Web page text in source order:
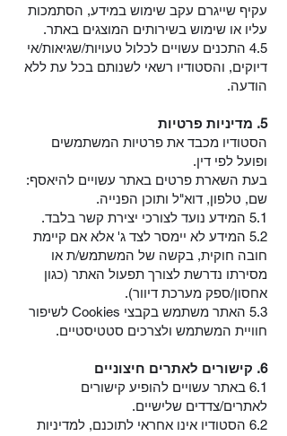
עקיף שייגרם עקב שימוש במידע, הסתמכות
עליו או שימוש בשירותים המוצגים באתר.
4.5 התכנים עשויים לכלול טעויות/שגיאות/אי
דיוקים, והסטודיו רשאי לשנותם בכל עת ללא
הודעה.
5. מדיניות פרטיות
הסטודיו מכבד את פרטיות המשתמשים
ופועל לפי דין.
בעת השארת פרטים באתר עשויים להיאסף:
שם, טלפון, דוא"ל ותוכן הפנייה.
5.1 המידע נועד לצורכי יצירת קשר בלבד.
5.2 המידע לא יימסר לצד ג' אלא אם קיימת
חובה חוקית, בקשה של המשתמש/ת או
מסירתו נדרשת לצורך תפעול האתר (כגון
אחסון/ספק מערכת דיוור).
5.3 האתר משתמש בקבצי Cookies לשיפור
חוויית המשתמש ולצרכים סטטיסטיים.
6. קישורים לאתרים חיצוניים
6.1 באתר עשויים להופיע קישורים
לאתרים/צדדים שלישיים.
6.2 הסטודיו אינו אחראי לתוכנם, למדיניות